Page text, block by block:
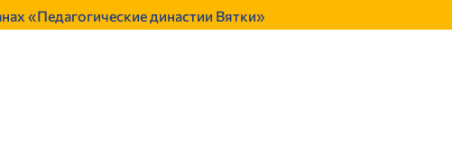
«Педагогические династии Вятки»